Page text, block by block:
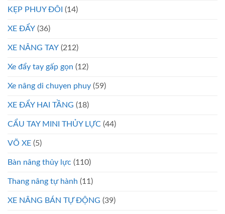
KẸP PHUY ĐÔI (14)
XE ĐẨY (36)
XE NÂNG TAY (212)
Xe đẩy tay gấp gọn (12)
Xe nâng di chuyen phuy (59)
XE ĐẨY HAI TẦNG (18)
CẨU TAY MINI THỦY LỰC (44)
VÕ XE (5)
Bàn nâng thủy lực (110)
Thang nâng tự hành (11)
XE NÂNG BÁN TỰ ĐỘNG (39)